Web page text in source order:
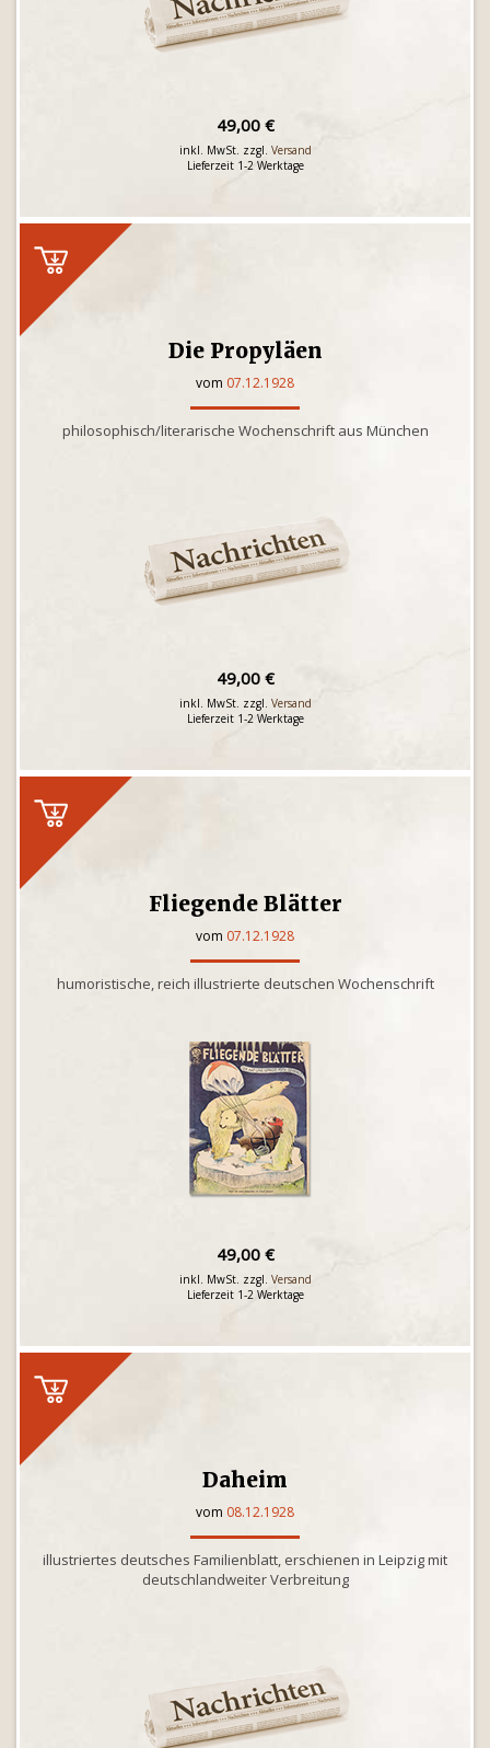
49,00 €
inkl. MwSt. zzgl. Versand
Lieferzeit 1-2 Werktage
Die Propyläen
vom 07.12.1928
philosophisch/literarische Wochenschrift aus München
49,00 €
inkl. MwSt. zzgl. Versand
Lieferzeit 1-2 Werktage
Fliegende Blätter
vom 07.12.1928
humoristische, reich illustrierte deutschen Wochenschrift
49,00 €
inkl. MwSt. zzgl. Versand
Lieferzeit 1-2 Werktage
Daheim
vom 08.12.1928
illustriertes deutsches Familienblatt, erschienen in Leipzig mit
deutschlandweiter Verbreitung